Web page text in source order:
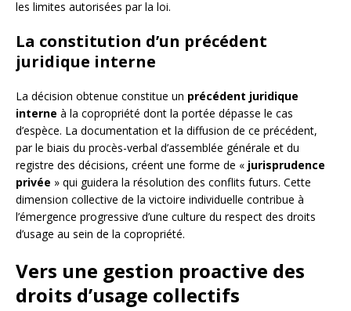
les limites autorisées par la loi.
La constitution d’un précédent
juridique interne
La décision obtenue constitue un précédent juridique
interne à la copropriété dont la portée dépasse le cas
d’espèce. La documentation et la diffusion de ce précédent,
par le biais du procès-verbal d’assemblée générale et du
registre des décisions, créent une forme de « jurisprudence
privée » qui guidera la résolution des conflits futurs. Cette
dimension collective de la victoire individuelle contribue à
l’émergence progressive d’une culture du respect des droits
d’usage au sein de la copropriété.
Vers une gestion proactive des
droits d’usage collectifs